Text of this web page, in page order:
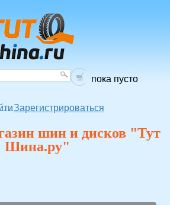
пока пусто
Зарегистрироваться
шин и дисков "Тут
Шина.ру"